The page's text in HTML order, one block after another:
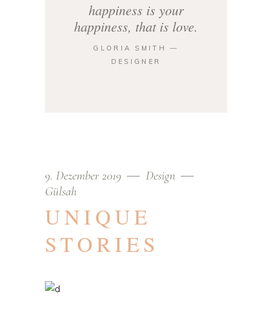
happiness is your
happiness, that is love.
GLORIA SMITH ―
DESIGNER
9. Dezember 2019
Design
Gülsah
UNIQUE
STORIES